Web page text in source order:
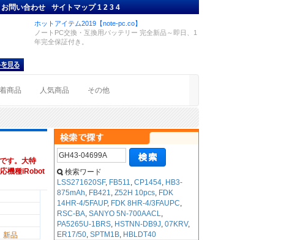
お問い合わせ サイトマップ 1234
ホットアイテム2019【note-pc.co】
ノートPC交換・互換用バッテリー 完全新品～即日、1
年完全保証付き。
商品 人気商品 その他
す。大特
機種iRobot
新品
検索ワード
LSS271620SF, FB511,CP1454, HB3-
875mAh, FB421,Z52H 10pcs, FDK
14HR-4/5FAUP, FDK 8HR-4/3FAUPC,
RSC-BA,SANYO 5N-700AACL,
PA5265U-1BRS, HSTNN-DB9J,07KRV,
ER17/50,SPTM1B, HBLDT40